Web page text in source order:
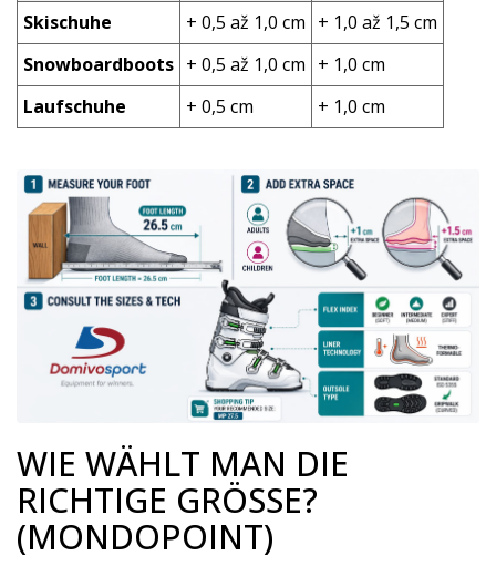
Skischuhe + 0,5 až 1,0 cm + 1,0 až 1,5 cm
Snowboardboots + 0,5 až 1,0 cm + 1,0 cm
Laufschuhe
+ 0,5 cm + 1,0 cm
WIE WÄHLT MAN DIE
RICHTIGE GRÖSSE?
(MONDOPOINT)